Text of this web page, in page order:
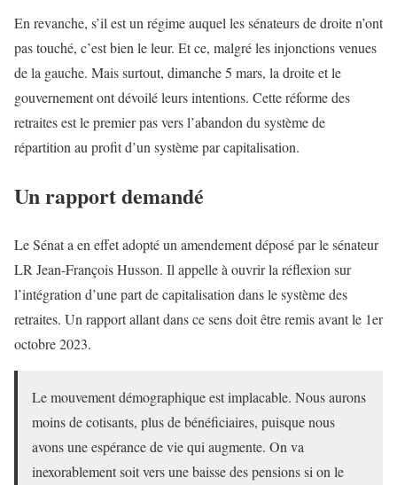
En revanche, s’il est un régime auquel les sénateurs de droite n’ont
pas touché, c’est bien le leur. Et ce, malgré les injonctions venues
de la gauche. Mais surtout, dimanche 5 mars, la droite et le
gouvernement ont dévoilé leurs intentions. Cette réforme des
retraites est le premier pas vers l’abandon du système de
répartition au profit d’un système par capitalisation.
Un rapport demandé
Le Sénat a en effet adopté un amendement déposé par le sénateur
LR Jean-François Husson. Il appelle à ouvrir la réflexion sur
l’intégration d’une part de capitalisation dans le système des
retraites. Un rapport allant dans ce sens doit être remis avant le 1er
octobre 2023.
Le mouvement démographique est implacable. Nous aurons
moins de cotisants, plus de bénéficiaires, puisque nous
avons une espérance de vie qui augmente. On va
inexorablement soit vers une baisse des pensions si on le